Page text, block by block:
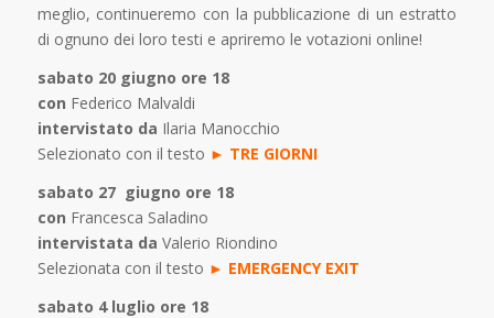
meglio, continueremo con la pubblicazione di un estratto
di ognuno dei loro testi e apriremo le votazioni online!
sabato 20 giugno ore 18
con Federico Malvaldi
intervistato da Ilaria Manocchio
Selezionato con il testo ► TRE GIORNI
sabato 27 giugno ore 18
con Francesca Saladino
intervistata da Valerio Riondino
Selezionata con il testo ► EMERGENCY EXIT
sabato 4 luglio ore 18